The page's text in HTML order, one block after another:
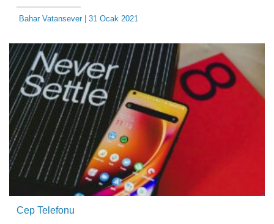
Bahar Vatansever| 31 Ocak 2021
Cep Telefonu